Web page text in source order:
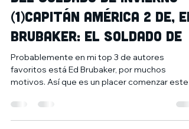
2 min de lectura
El camino del Halcón y
del Soldado de Invierno
(1)Capitán América 2 de, Ed
Brubaker: El soldado de
Probablemente en mi top 3 de autores